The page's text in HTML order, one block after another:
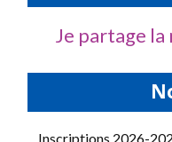
Je partage la
Inscriptions 2026-